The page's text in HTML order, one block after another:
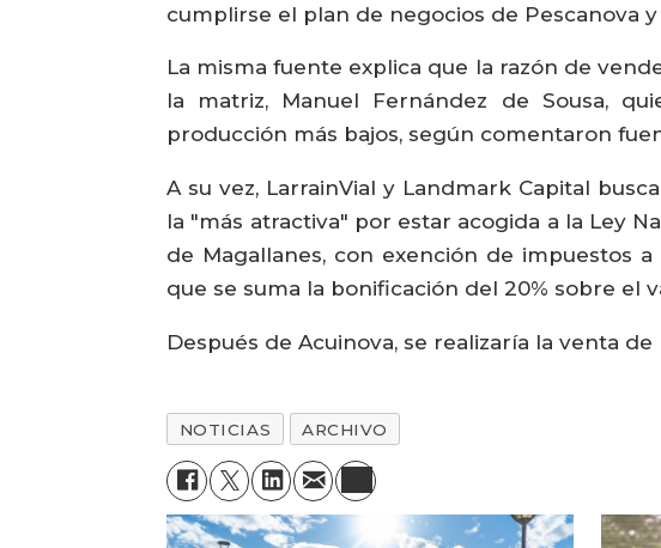
cumplirse el plan de negocios de Pescanova
La misma fuente explica que la razón de
la matriz, Manuel Fernández de Sousa,
producción más bajos, según comentaron
A su vez, LarrainVial y Landmark Capital
la "más atractiva" por estar acogida a la Ley
de Magallanes, con exención de impuestos
que se suma la bonificación del 20% sobre el
Después de Acuinova, se realizaría la venta
NOTICIAS ARCHIVO